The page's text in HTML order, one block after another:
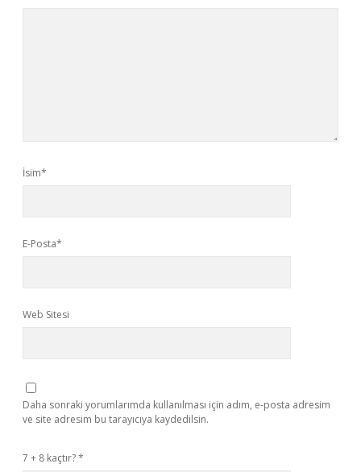
İsim*
E-Posta*
Web Sitesi
Daha sonraki yorumlarımda kullanılması için adım, e-posta adresim
ve site adresim bu tarayıcıya kaydedilsin.
7 + 8 kaçtır?*